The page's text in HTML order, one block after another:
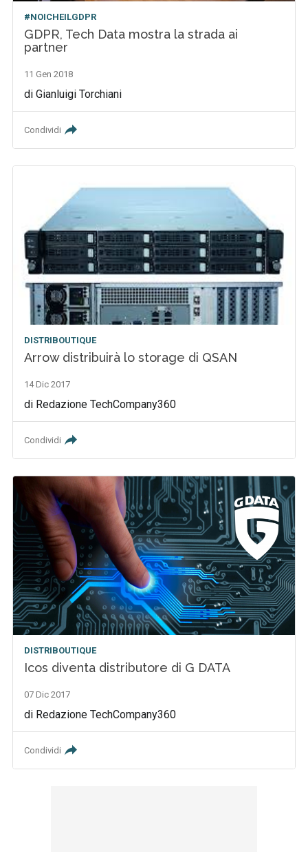
#NOICHEILGDPR
GDPR, Tech Data mostra la strada ai
partner
11 Gen 2018
di Gianluigi Torchiani
Condividi
DISTRIBOUTIQUE
Arrow distribuirà lo storage di QSAN
14 Dic 2017
di Redazione TechCompany360
Condividi
DISTRIBOUTIQUE
Icos diventa distributore di G DATA
07 Dic 2017
di Redazione TechCompany360
Condividi